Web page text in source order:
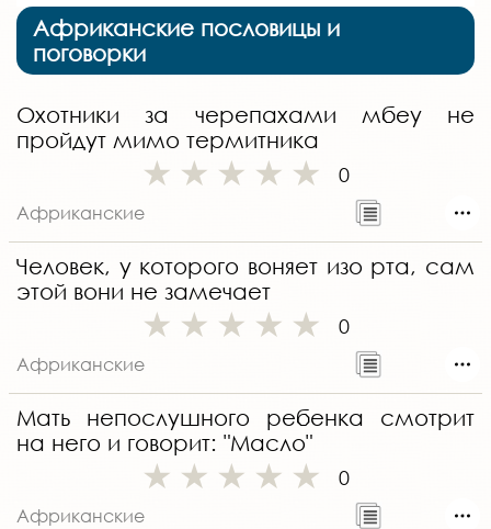
Африканские пословицы и
поговорки
Охотники за черепахами мбеу не
пройдут мимо термитника
0
Африканские
Человек, у которого воняет изо рта, сам
этой вони не замечает
0
Африканские
Мать непослушного ребенка смотрит
на него и говорит: "Масло"
0
Африканские